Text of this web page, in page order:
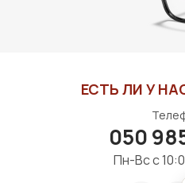
ЕСТЬ ЛИ У
050
Пн-Вс с